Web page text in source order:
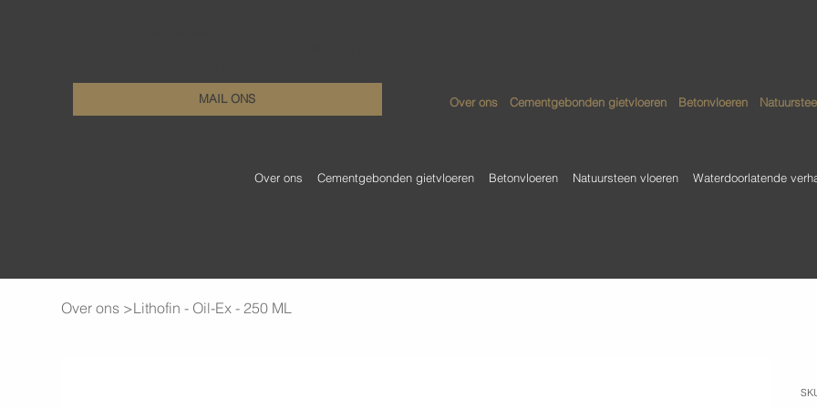
Over ons Cementgebonden gietvloeren Betonvloeren Natuursteen vloeren Waterdoorlatende
MAIL ONS Over ons Cementgebonden gietvloeren Betonvloeren
Over ons >Lithofin - Oil-Ex - 250 ML